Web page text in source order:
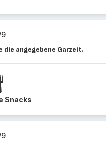
die angegebene Garzeit.
Snacks